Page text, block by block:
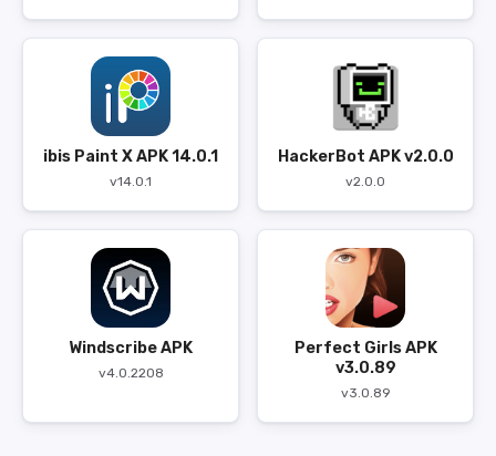
ibis Paint X APK 14.0.1
v14.0.1
HackerBot APK v2.0.0
v2.0.0
Windscribe APK
v4.0.2208
Perfect Girls APK
v3.0.89
v3.0.89